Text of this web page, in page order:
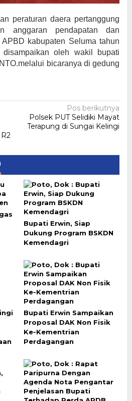
peraturan daera pertanggung
anggaran pendapatan dan
kabupaten Seluma tahun
oleh wakil bupati
bicaranya di gedung
Pos berikutnya
Polsek PUT Selidiki Mayat
Terapung di Sungai Kelingi
Bupati Erwin, Siap
Dukung Program BSKDN
Kemendagri
Bupati Erwin Sampaikan
Proposal DAK Non Fisik
Ke-Kementrian
Perdagangan